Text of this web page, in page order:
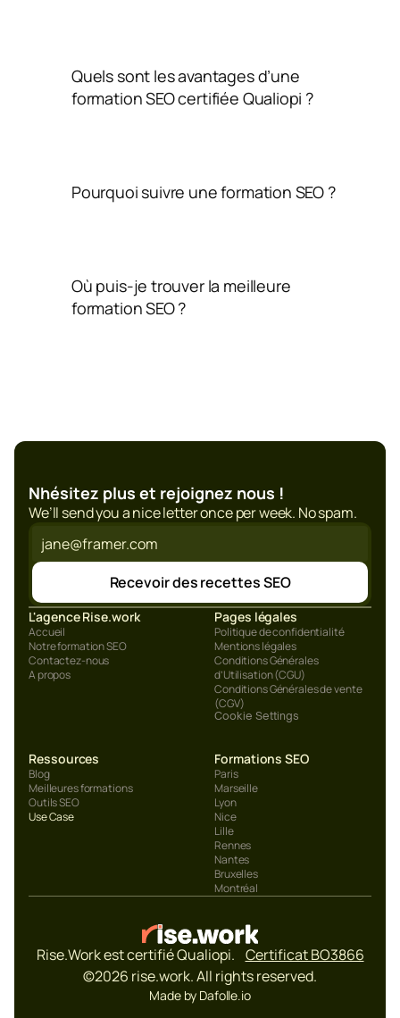
Quels sont les avantages d’une
formation SEO certifiée Qualiopi ?
Pourquoi suivre une formation SEO ?
Où puis-je trouver la meilleure
formation SEO ?
Nhésitez plus et rejoignez nous !
We’ll send you a nice letter once per week. No spam.
Recevoir des recettes SEO
L'agence Rise.work
Accueil
Notre formation SEO
Contactez-nous
A propos
Pages légales
Politique de confidentialité
Mentions légales
Conditions Générales
d’Utilisation (CGU)
Conditions Générales de vente
(CGV)
Cookie Settings
Ressources
Blog
Meilleures formations
Outils SEO
Use Case
Formations SEO
Paris
Marseille
Lyon
Nice
Lille
Rennes
Nantes
Bruxelles
Montréal
Rise.Work est certifié Qualiopi. Certificat BO3866
©2026 rise.work. All rights reserved.
Made by Dafolle.io